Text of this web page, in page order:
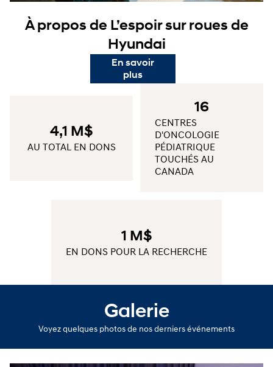
À propos de L’espoir sur roues de
Hyundai
En savoir
plus
4,1 M$
AU TOTAL EN DONS
16
CENTRES
D'ONCOLOGIE
PÉDIATRIQUE
TOUCHÉS AU
CANADA
1 M$
EN DONS POUR LA RECHERCHE
Galerie
Voyez quelques photos de nos derniers événements